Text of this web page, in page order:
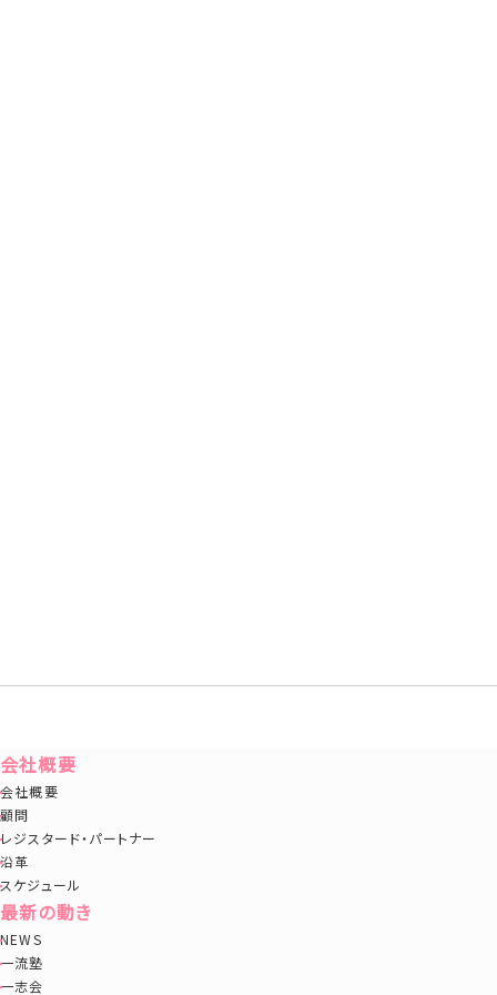
同社団法人は、３月２８日のニュースでもお知らせしたとおり、
会社概要
会社概要
顧問
レジスタード・パートナー
沿革
スケジュール
最新の動き
NEWS
一流塾
一志会